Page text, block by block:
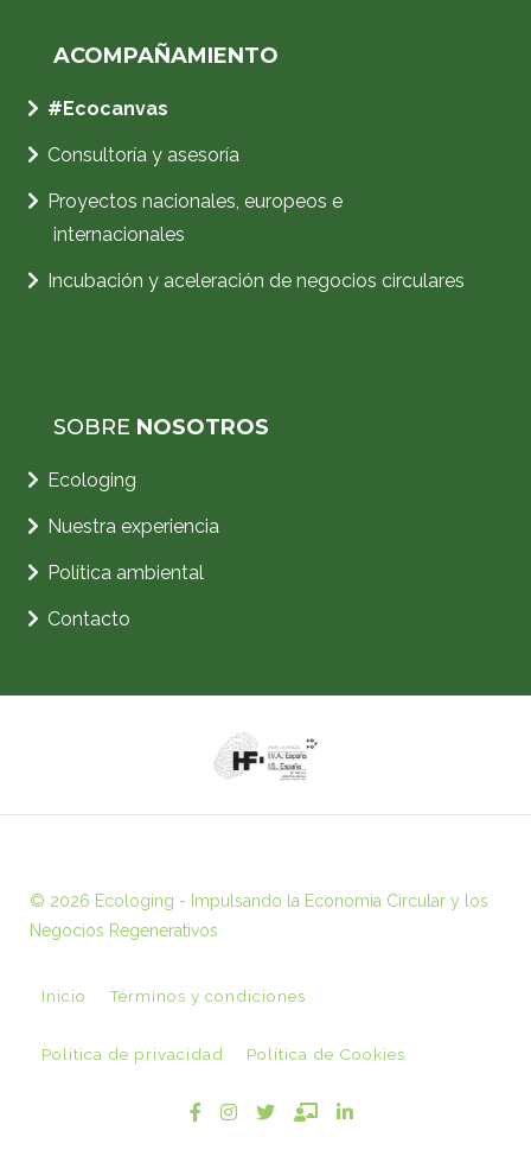
ACOMPAÑAMIENTO
#Ecocanvas
Consultoría y asesoría
Proyectos nacionales, europeos e
internacionales
Incubación y aceleración de negocios circulares
SOBRE NOSOTROS
Ecologing
Nuestra experiencia
Política ambiental
Contacto
© 2026 Ecologing - Impulsando la Economia Circular y los
Negocios Regenerativos
Inicio Términos y condiciones
Política de privacidad Política de Cookies